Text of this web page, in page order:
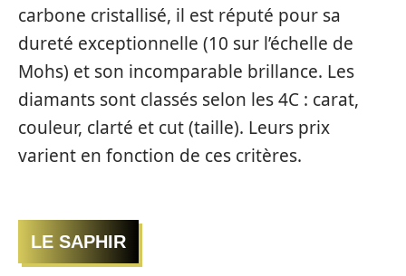
carbone cristallisé, il est réputé pour sa
dureté exceptionnelle (10 sur l’échelle de
Mohs) et son incomparable brillance. Les
diamants sont classés selon les 4C : carat,
couleur, clarté et cut (taille). Leurs prix
varient en fonction de ces critères.
LE SAPHIR